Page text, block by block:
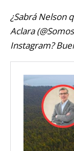
¿Sabrá Nelson
Aclara
Instagram?